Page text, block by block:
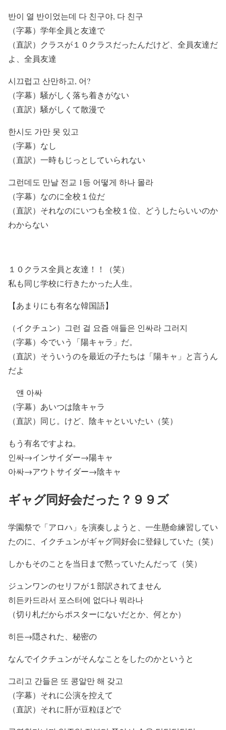
반이 열 반이었는데 다 친구야, 다 친구
（字幕）学年全員と友達で
（直訳）クラスが１０クラスだったんだけど、全員友達だ
よ、全員友達
시끄럽고 산만하고, 어?
（字幕）騒がしく落ち着きがない
（直訳）騒がしくて散漫で
한시도 가만 못 있고
（字幕）なし
（直訳）一時もじっとしていられない
그런데도 만날 전교 1등 어떻게 하나 몰라
（字幕）なのに全校１位だ
（直訳）それなのにいつも全校１位、どうしたらいいのか
わからない
１０クラス全員と友達！！（笑）
私も同じ学校に行きたかった人生。
【あまりにも有名な韓国語】
（イクチュン） 그런 걸 요즘 애들은 인싸라 그러지
（字幕）今でいう「陽キャラ」だ。
（直訳）そういうのを最近の子たちは「陽キャ」と言うん
だよ
얜 아싸
（字幕）あいつは陰キャラ
（直訳）同じ。けど、陰キャといいたい（笑）
もう有名ですよね。
인싸→インサイダー→陽キャ
아싸→アウトサイダー→陰キャ
ギャグ同好会だった？９９ズ
学園祭で「アロハ」を演奏しようと、一生懸命練習してい
たのに、イクチュンがギャグ同好会に登録していた（笑）
しかもそのことを当日まで黙っていたんだって（笑）
ジュンワンのセリフが１部訳されてません
히든카드라서 포스터에 없다나 뭐라나
（切り札だからポスターにないだとか、何とか）
히든→隠された、秘密の
なんでイクチュンがそんなことをしたのかというと
그리고 간들은 또 콩알만 해 갖고
（字幕）それに公演を控えて
（直訳）それに肝が豆粒ほどで